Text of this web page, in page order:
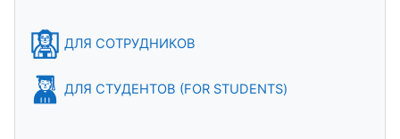
ДЛЯ СОТРУДНИКОВ
ДЛЯ СТУДЕНТОВ (FOR STUDENTS)